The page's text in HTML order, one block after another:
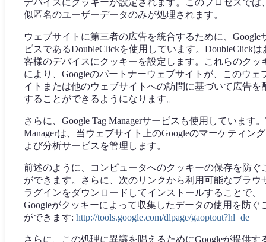
デバイスにクッキーが設定されます。このプロセスでは
似匿名のユーザーデータのみが処理されます。
ウェブサイトに第三者の広告を統合するために、Google
ビスであるDoubleClickを使用しています。DoubleClickは
客様のデバイスにクッキーを設定します。これらのクッ
により、Googleのパートナーウェブサイトが、このウェ
イトまたは他のウェブサイトへの訪問に基づいて広告を
することができるようになります。
さらに、Google Tag Managerサービスも使用しています。
Managerは、当ウェブサイト上のGoogleのマーケティン
よび分析サービスを管理します。
前述のように、コンピュータへのクッキーの保存を防ぐ
ができます。さらに、次のリンクから利用可能なブラウ
ラグインをダウンロードしてインストールすることで、
Googleがクッキーによって収集したデータの使用を防ぐ
ができます: http://tools.google.com/dlpage/gaoptout?hl=de
さらに、この処理に異議を唱えるためにGoogleが提供す